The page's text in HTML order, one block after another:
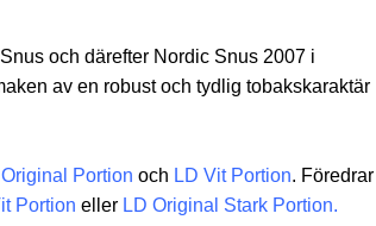
och därefter Nordic Snus 2007 i
av en robust och tydlig tobakskaraktär
Original Portion och LD Vit Portion. Föredrar
Portion eller LD Original Stark Portion.